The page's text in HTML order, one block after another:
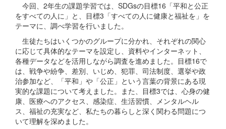
今回、2年生の課題学習では、SDGsの目標16「平和と公正
をすべての人に」と、目標3「すべての人に健康と福祉を」を
テーマに、調べ学習を行いました。
生徒たちはいくつかのグループに分かれ、それぞれの関心
に応じて具体的なテーマを設定し、資料やインターネット、
各種データなどを活用しながら調査を進めました。目標16で
は、戦争や紛争、差別、いじめ、犯罪、司法制度、選挙や政
治参加など、「平和」や「公正」という言葉の背景にある現
実的な課題について考えました。また、目標3では、心身の健
康、医療へのアクセス、感染症、生活習慣、メンタルヘル
ス、福祉の充実など、私たちの暮らしと深く関わる問題につ
いて理解を深めました。